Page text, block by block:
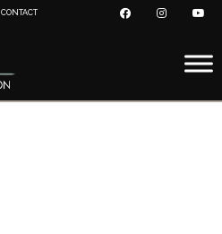
CONTACT